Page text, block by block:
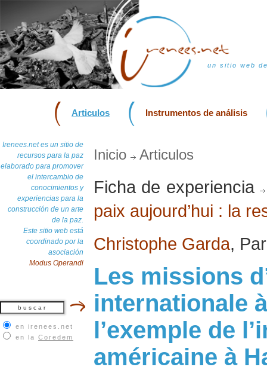
un sitio web
Articulos Instrumentos de análisis
Irenees.net es un sitio de
recursos para la paz
elaborado para promover
el intercambio de
conocimientos y
experiencias para la
construcción de un arte
de la paz.
Este sitio web está
coordinado por la
asociación
Modus Operandi
en irenees.net
en la Coredem
Inicio Articulos
Ficha de experiencia
paix aujourd’hui : la
Christophe Garda,
Les missions
internationale
l’exemple de
américaine à